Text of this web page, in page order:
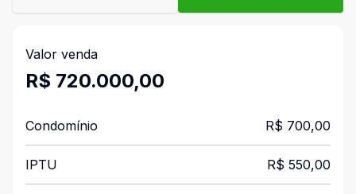
Valor venda
R$ 720.000,00
Condomínio R$ 700,00
IPTU R$ 550,00